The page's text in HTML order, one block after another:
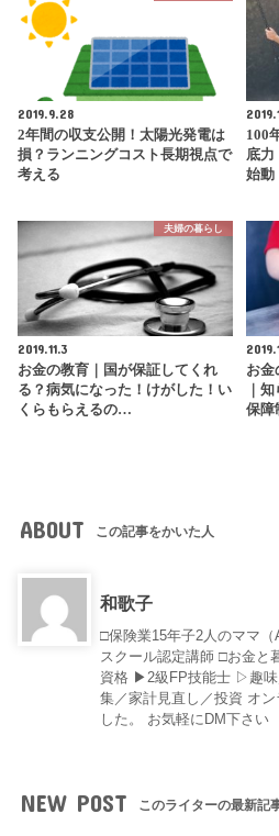
2019.9.28
2年間の収支公開！太陽光発電は
損？ランニングコスト長期視点で
考える
100
底力
始動
夫婦の暮らし
2019.11.3
お金の教育｜国が保証してくれ
る？病気になった！けがした！い
くらもらえるの…
お金
｜
保障
ABOUT この記事をかいた人
和歌子
□保険業15年子2人のママ
スクール認定講師 □お金
資格 ▶︎2級FP技能士 ▷趣味
集／家計見直し／投資 オ
した。 お気軽にDM下さい
NEW POST このライターの最新記